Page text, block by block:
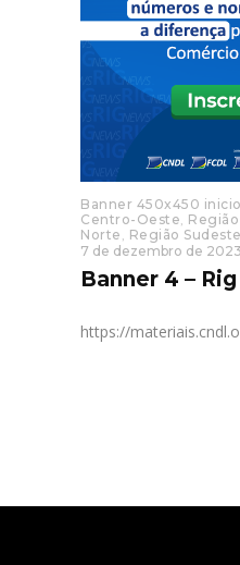
Banner 450x450
Centro-Oeste,
Norte , Região Sudeste
7 de dezembro de 2023
Banner 4 –
https://